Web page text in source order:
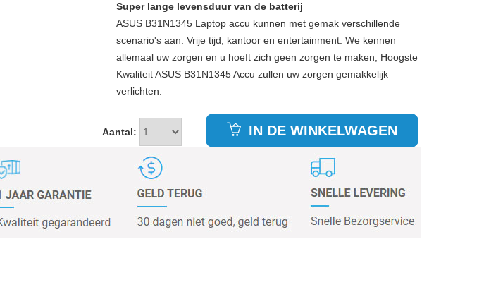
Super lange levensduur van de batterij
ASUS B31N1345 Laptop accu kunnen met gemak verschillende
scenario's aan: Vrije tijd, kantoor en entertainment. We kennen
allemaal uw zorgen en u hoeft zich geen zorgen te maken, Hoogste
Kwaliteit ASUS B31N1345 Accu zullen uw zorgen gemakkelijk
verlichten.
Aantal: IN DE WINKELWAGEN